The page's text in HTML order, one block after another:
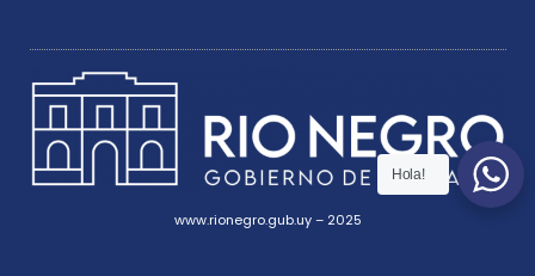
www.rionegro.gub.uy – 2025
Hola!